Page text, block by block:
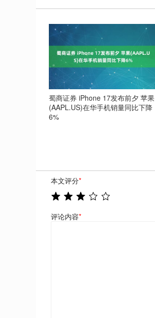
蜀商证券 iPhone 17发布前夕 苹果
(AAPL.US)在华手机销量同比下降
6%
本文评分*
评论内容*